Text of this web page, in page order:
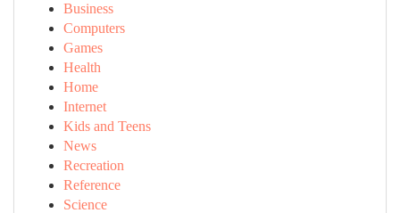
Business
Computers
Games
Health
Home
Internet
Kids and Teens
News
Recreation
Reference
Science